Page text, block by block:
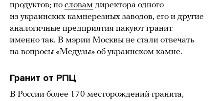
продуктов; по словам директора одного
из украинских камнерезных заводов, его и другие
аналогичные предприятия пакуют гранит
именно так. В мэрии Москвы не стали отвечать
на вопросы «Медузы» об украинском камне.
Гранит от РПЦ
В России более 170 месторождений гранита,